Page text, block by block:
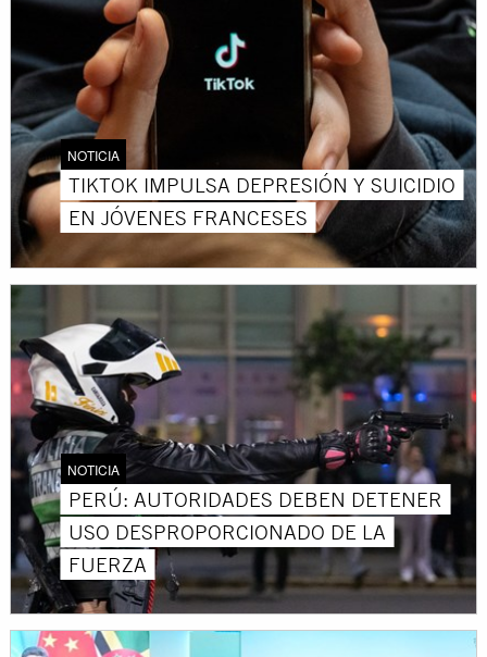
NOTICIA
TIKTOK IMPULSA DEPRESIÓN Y SUICIDIO
EN JÓVENES FRANCESES
NOTICIA
PERÚ: AUTORIDADES DEBEN DETENER
USO DESPROPORCIONADO DE LA
FUERZA